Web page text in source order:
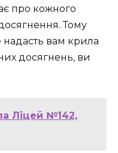
про кожного
Тому
вам крила
досягнень, ви
Ліцей №142,